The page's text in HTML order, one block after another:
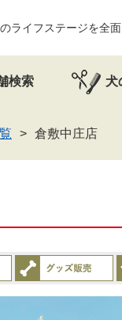
ライフステージを全
検索 犬
倉敷中庄店